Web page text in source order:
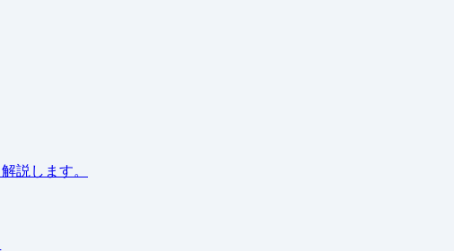
説します。